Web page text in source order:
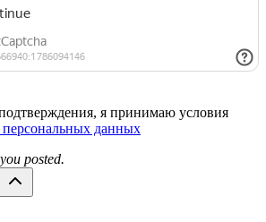
я принимаю условия
данных
posted.